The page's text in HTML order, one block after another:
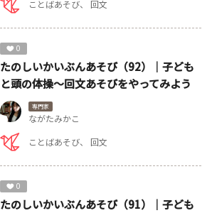
ことばあそび
回文
0
たのしいかいぶんあそび（92）｜子ども
と頭の体操～回文あそびをやってみよう
専門家
ながたみかこ
ことばあそび
回文
0
たのしいかいぶんあそび（91）｜子ども